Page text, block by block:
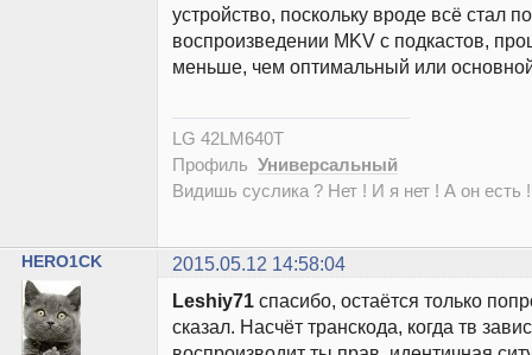
устройство, поскольку вроде всё стал
воспроизведении MKV с подкастов,
меньше, чем оптимальный или
LG 42LM640T
Профиль Универсальный
Видишь суслика ? Нет ! И я нет ! А он есть
HERO1CK
2015.05.12 14:58:04
Leshiy71 спасибо, остаётся только
сказал. Насчёт транскода, когда тв